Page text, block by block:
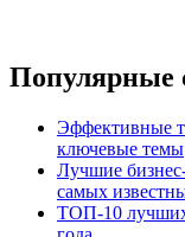
Популярные
Эффективные
ключевые темы
Лучшие
самых
ТОП-10 лучших